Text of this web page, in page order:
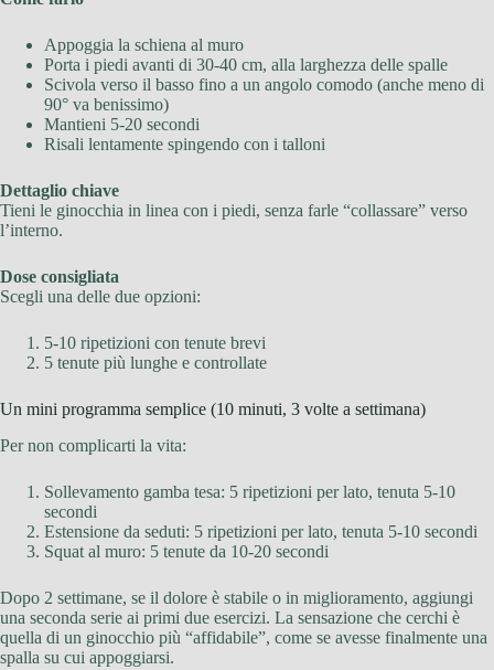
Appoggia la schiena al muro
Porta i piedi avanti di 30-40 cm, alla larghezza delle spalle
Scivola verso il basso fino a un angolo comodo (anche meno di
90° va benissimo)
Mantieni 5-20 secondi
Risali lentamente spingendo con i talloni
Dettaglio chiave
Tieni le ginocchia in linea con i piedi, senza farle “collassare” verso
l’interno.
Dose consigliata
Scegli una delle due opzioni:
5-10 ripetizioni con tenute brevi
5 tenute più lunghe e controllate
Un mini programma semplice (10 minuti, 3 volte a settimana)
Per non complicarti la vita:
Sollevamento gamba tesa: 5 ripetizioni per lato, tenuta 5-10
secondi
Estensione da seduti: 5 ripetizioni per lato, tenuta 5-10 secondi
Squat al muro: 5 tenute da 10-20 secondi
Dopo 2 settimane, se il dolore è stabile o in miglioramento, aggiungi
una seconda serie ai primi due esercizi. La sensazione che cerchi è
quella di un ginocchio più “affidabile”, come se avesse finalmente una
spalla su cui appoggiarsi.